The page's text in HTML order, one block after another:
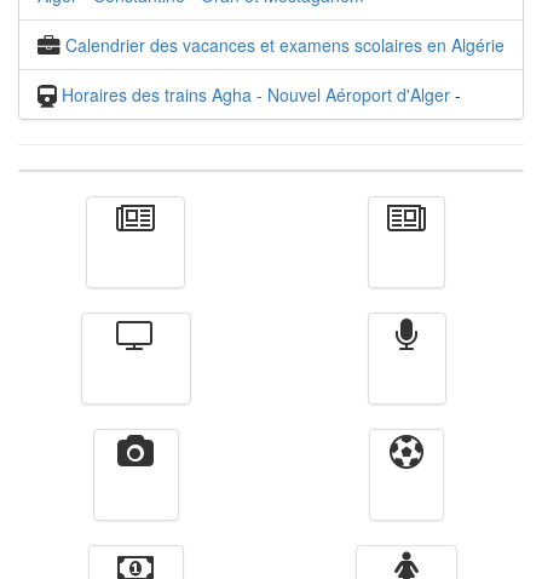
Calendrier des vacances et examens scolaires en Algérie
Horaires des trains Agha - Nouvel Aéroport d'Alger -